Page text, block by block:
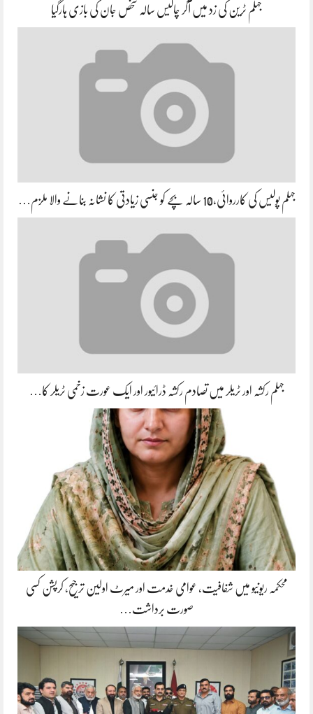
جہلم ٹرین کی زد میں آکر چالیس سالہ شخص جان کی بازی ہارگیا
جہلم پولیس کی کارروائی،10 سالہ بچے کو جنسی زیادتی کا نشانہ بنانے والا ملزم…
جہلم رکشہ اور ٹریلر میں تصادم رکشہ ڈرائیور اور ایک عورت زخمی ٹریلر کا…
محکمہ ریونیو میں شفافیت، عوامی خدمت اور میرٹ اولین ترجیح، کرپشن کسی
صورت برداشت…